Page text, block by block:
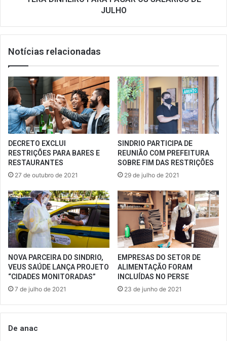
JULHO
JULHO
Notícias relacionadas
DECRETO EXCLUI
RESTRIÇÕES PARA BARES E
RESTAURANTES
27 de outubro de 2021
SINDRIO PARTICIPA DE
REUNIÃO COM PREFEITURA
SOBRE FIM DAS RESTRIÇÕES
29 de julho de 2021
NOVA PARCEIRA DO SINDRIO,
VEUS SAÚDE LANÇA PROJETO
“CIDADES MONITORADAS”
7 de julho de 2021
EMPRESAS DO SETOR DE
ALIMENTAÇÃO FORAM
INCLUÍDAS NO PERSE
23 de junho de 2021
De anac